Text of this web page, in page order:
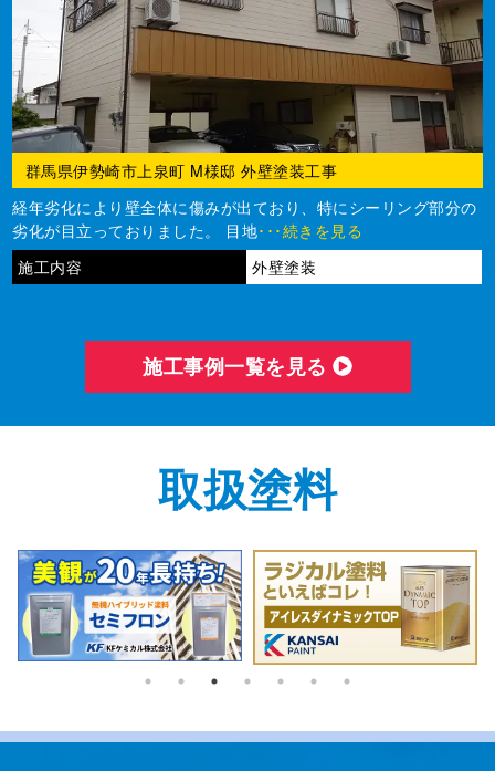
群馬県伊勢崎市上泉町 M様邸 外壁塗装工事
経年劣化により壁全体に傷みが出ており、特にシーリング部分の
劣化が目立っておりました。 目地･･･続きを見る
施工内容
外壁塗装
施⼯事例⼀覧を⾒る
取扱塗料